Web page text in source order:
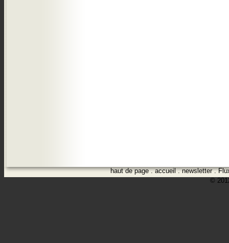
haut de page.accueil.newsletter.
©